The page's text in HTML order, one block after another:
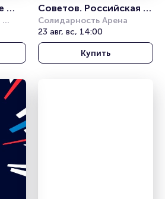
Советов. Российская
Премьер Лига
Солидарность Арена
23 авг, вс, 14:00
Купить